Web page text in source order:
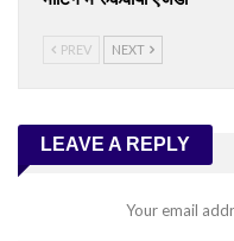
PREV NEXT
LEAVE A REPLY
Your email